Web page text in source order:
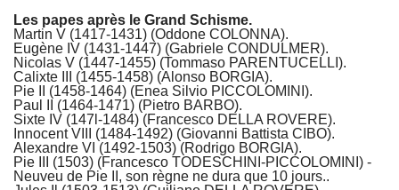
Les papes après le Grand Schisme.
Martin V (1417-1431) (Oddone COLONNA).
Eugène IV (1431-1447) (Gabriele CONDULMER).
Nicolas V (1447-1455) (Tommaso PARENTUCELLI).
Calixte III (1455-1458) (Alonso BORGIA).
Pie II (1458-1464) (Enea Silvio PICCOLOMINI).
Paul II (1464-1471) (Pietro BARBO).
Sixte IV (147l-1484) (Francesco DELLA ROVERE).
Innocent VIII (1484-1492) (Giovanni Battista CIBO).
Alexandre VI (1492-1503) (Rodrigo BORGIA).
Pie III (1503) (Francesco TODESCHINI-PICCOLOMINI) -
Neuveu de Pie II, son règne ne dura que 10 jours..